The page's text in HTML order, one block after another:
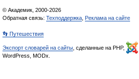
© Академик, 2000-2026
Обратная связь: Техподдержка Реклама на сайте
👣 Путешествия
Экспорт словарей на сайты , сделанные на PHP,
WordPress, MODx.